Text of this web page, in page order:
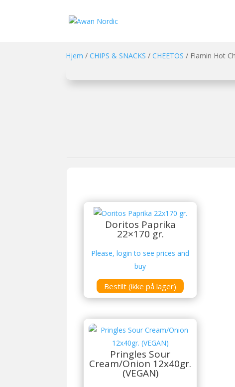
Hjem / CHIPS & SNACKS / CHEETOS / Flamin Hot
Doritos Paprika
22×170 gr.
Please, login to see prices and
buy
Bestilt (ikke på lager)
Pringles Sour
Cream/Onion 12x40gr.
(VEGAN)